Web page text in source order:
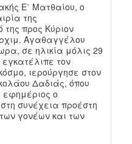
Ε΄ Ματθαίου, ο
της
προς Κύριον
Αγαθαγγέλου
σε ηλικία μόλις 29
εγκατέλιπε τον
ιερούργησε στον
Δαδιάς, όπου
εφημέριος ο
συνέχεια προέστη
γονέων και των